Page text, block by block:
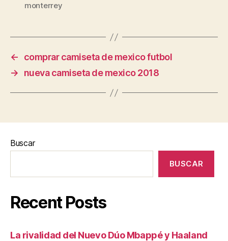
monterrey
←
comprar camiseta de mexico futbol
→
nueva camiseta de mexico 2018
Buscar
BUSCAR
Recent Posts
La rivalidad del Nuevo Dúo Mbappé y Haaland